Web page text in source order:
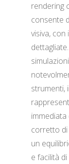
rendering
consente
visiva,
strumenti,
immediata
corretto
un
e facilità